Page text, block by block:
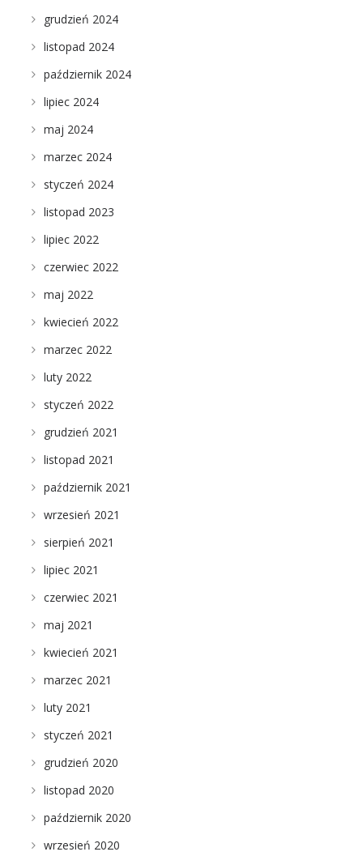
grudzień 2024
listopad 2024
październik 2024
lipiec 2024
maj 2024
marzec 2024
styczeń 2024
listopad 2023
lipiec 2022
czerwiec 2022
maj 2022
kwiecień 2022
marzec 2022
luty 2022
styczeń 2022
grudzień 2021
listopad 2021
październik 2021
wrzesień 2021
sierpień 2021
lipiec 2021
czerwiec 2021
maj 2021
kwiecień 2021
marzec 2021
luty 2021
styczeń 2021
grudzień 2020
listopad 2020
październik 2020
wrzesień 2020